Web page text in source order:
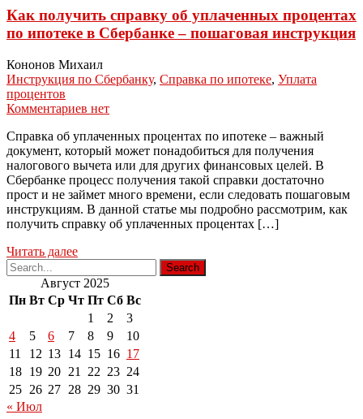
Как получить справку об уплаченных процентах
по ипотеке в Сбербанке – пошаговая инструкция
Кононов Михаил
Инструкция по Сбербанку, Справка по ипотеке, Уплата
процентов
Комментариев нет
Справка об уплаченных процентах по ипотеке – важный
документ, который может понадобиться для получения
налогового вычета или для других финансовых целей. В
Сбербанке процесс получения такой справки достаточно
прост и не займет много времени, если следовать пошаговым
инструкциям. В данной статье мы подробно рассмотрим, как
получить справку об уплаченных процентах […]
Читать далее
Август 2025
Пн Вт Ср Чт Пт Сб Вс
1
2
3
4
5 6 7 8 9
10
11
12 13 14 15 16 17
18 19 20 21 22 23 24
25 26 27 28 29 30 31
« Июл